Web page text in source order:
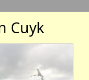
Cuyk